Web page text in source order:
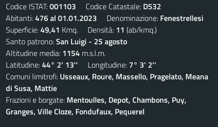
Codice ISTAT:001103 Codice Catastale: D532
Abitanti:476 al 01.01.2023 Denominazione: Fenestrellesi
Superficie:49,41 Kmq. Densità: 11 (ab/kmq.)
Santo patrono:San Luigi - 25 agosto
Altitudine media: 1154 m.s.l.m.
Latitudine:44° 2' 13'' Longitudine: 7° 3' 2''
Comuni limitrofi: Usseaux, Roure, Massello, Pragelato, Meana
di Susa, Mattie
Frazioni e borgate: Mentoulles, Depot, Chambons, Puy,
Granges, Ville Cloze, Fondufaux, Pequerel